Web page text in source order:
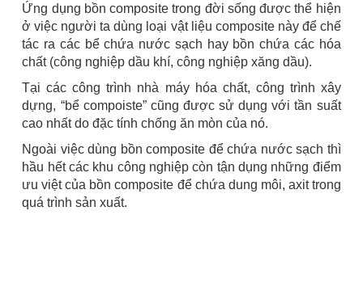
Ứng dụng bồn composite trong đời sống được thể hiện
ở việc người ta dùng loại vật liệu composite này để chế
tác ra các bể chứa nước sạch hay bồn chứa các hóa
chất (công nghiệp dầu khí, công nghiệp xăng dầu).
Tại các công trình nhà máy hóa chất, công trình xây
dựng, “bể compoiste” cũng được sử dụng với tần suất
cao nhất do đặc tính chống ăn mòn của nó.
Ngoài việc dùng bồn composite để chứa nước sạch thì
hầu hết các khu công nghiệp còn tận dụng những điểm
ưu việt của bồn composite để chứa dung môi, axit trong
quá trình sản xuất.